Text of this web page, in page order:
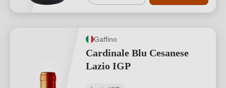
Gaffino
Cardinale Blu Cesanese
Lazio IGP